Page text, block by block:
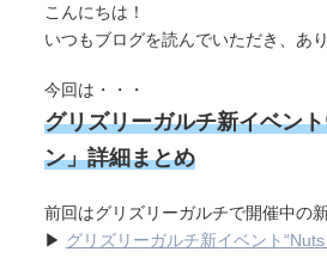
こんにちは！
いつもブログを読んでいただき、あ
今回は・・・
グリズリーガルチ新イベン
ン」詳細まとめ
前回はグリズリーガルチで開催中の
▶ グリズリーガルチ新イベント